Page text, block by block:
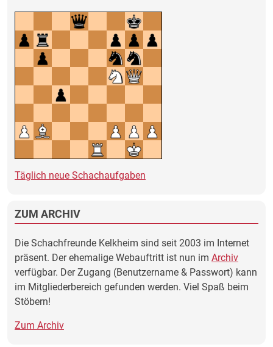
Täglich neue Schachaufgaben
ZUM ARCHIV
Die Schachfreunde Kelkheim sind seit 2003 im Internet
präsent. Der ehemalige Webauftritt ist nun im Archiv
verfügbar. Der Zugang (Benutzername & Passwort) kann
im Mitgliederbereich gefunden werden. Viel Spaß beim
Stöbern!
Zum Archiv